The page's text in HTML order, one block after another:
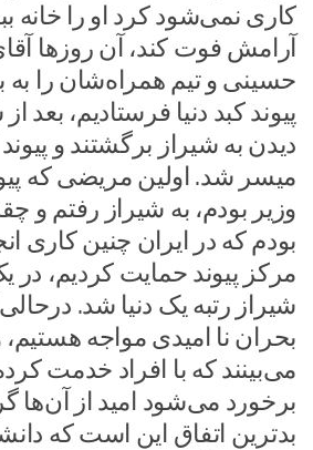
کاری نمی‌شود کرد او را خانه
آرامش فوت کند، آن روزها
حسینی و تیم همراه‌شان را به
پیوند کبد دنیا فرستادیم، بعد
دیدن به شیراز برگشتند و
میسر شد. اولین مریضی که
وزیر بودم، به شیراز رفتم و
بودم که در ایران چنین کاری
مرکز پیوند حمایت کردیم، در
شیراز رتبه یک دنیا شد.
بحران نا امیدی مواجه
می‌بینند که با افراد خدمت
برخورد می‌شود امید از آن‌ها
بدترین اتفاق این است که